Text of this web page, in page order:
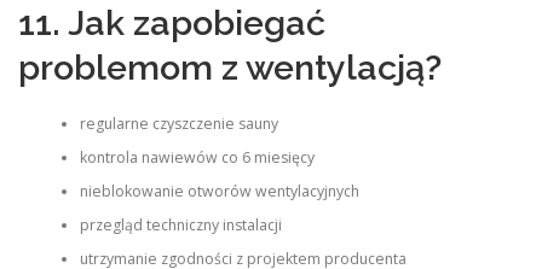
11. Jak zapobiegać
problemom z wentylacją?
regularne czyszczenie sauny
kontrola nawiewów co 6 miesięcy
nieblokowanie otworów wentylacyjnych
przegląd techniczny instalacji
utrzymanie zgodności z projektem producenta